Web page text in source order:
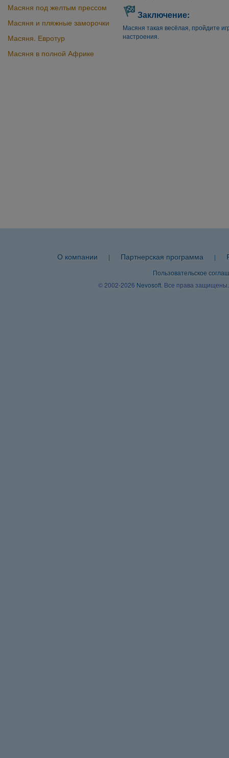
Масяня под желтым прессом
Масяня и пляжные заморочки
Масяня. Евротур
Масяня в полной Африке
Заключение:
Масяня такая весёлая, пройдите
настроения.
О компании | Партнерская программа |
Пользовательское
© 2002-2026 Nevosoft . Все права защищены